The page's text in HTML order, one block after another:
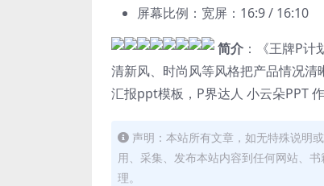
屏幕比例：宽屏：16:9 / 16:10
简介 ：《王牌P
清新风、时尚风等风格把产品情况
汇报ppt模板，P界达人 小云朵PPT 作
声明：本站所有文章，如无特殊说明
用、采集、发布本站内容到任何网站、
理。